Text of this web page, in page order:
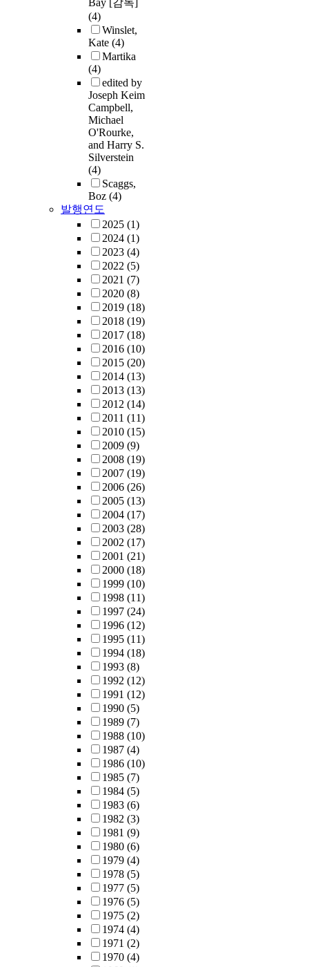
Bay [감독]
(4)
Winslet,
Kate (4)
Martika
(4)
edited by
Joseph Keim
Campbell,
Michael
O'Rourke,
and Harry S.
Silverstein
(4)
Scaggs,
Boz (4)
발행연도
2025 (1)
2024 (1)
2023 (4)
2022 (5)
2021 (7)
2020 (8)
2019 (18)
2018 (19)
2017 (18)
2016 (10)
2015 (20)
2014 (13)
2013 (13)
2012 (14)
2011 (11)
2010 (15)
2009 (9)
2008 (19)
2007 (19)
2006 (26)
2005 (13)
2004 (17)
2003 (28)
2002 (17)
2001 (21)
2000 (18)
1999 (10)
1998 (11)
1997 (24)
1996 (12)
1995 (11)
1994 (18)
1993 (8)
1992 (12)
1991 (12)
1990 (5)
1989 (7)
1988 (10)
1987 (4)
1986 (10)
1985 (7)
1984 (5)
1983 (6)
1982 (3)
1981 (9)
1980 (6)
1979 (4)
1978 (5)
1977 (5)
1976 (5)
1975 (2)
1974 (4)
1971 (2)
1970 (4)